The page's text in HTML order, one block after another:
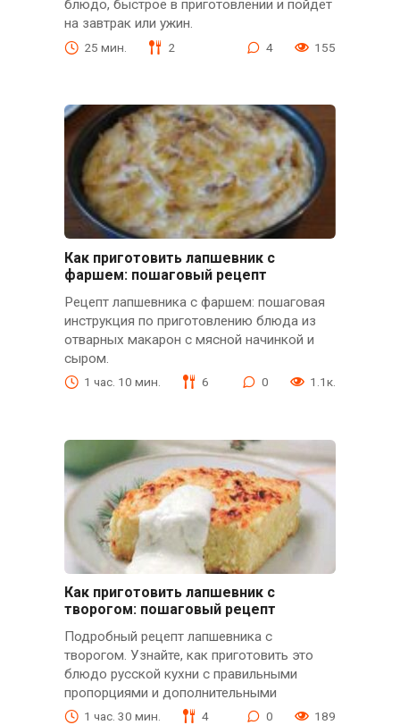
блюдо, быстрое в приготовлении и пойдет
на завтрак или ужин.
25 мин. 2 4 155
Как приготовить лапшевник с
фаршем: пошаговый рецепт
Рецепт лапшевника с фаршем: пошаговая
инструкция по приготовлению блюда из
отварных макарон с мясной начинкой и
сыром.
1 час. 10 мин. 6 0 1.1к.
Как приготовить лапшевник с
творогом: пошаговый рецепт
Подробный рецепт лапшевника с
творогом. Узнайте, как приготовить это
блюдо русской кухни с правильными
пропорциями и дополнительными
1 час. 30 мин. 4 0 189